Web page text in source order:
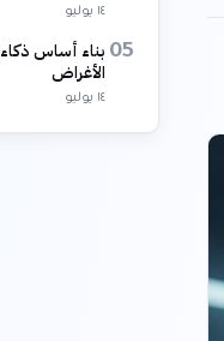
١٤ يوليو
05 بناء أساس
الأغراض
١٤ يوليو